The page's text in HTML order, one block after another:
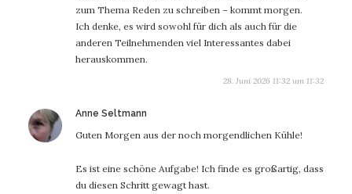
zum Thema Reden zu schreiben – kommt morgen.
Ich denke, es wird sowohl für dich als auch für die
anderen Teilnehmenden viel Interessantes dabei
herauskommen.
28. Juni 2026 11:32 um 11:32
Anne Seltmann
Guten Morgen aus der noch morgendlichen Kühle!
Es ist eine schöne Aufgabe! Ich finde es großartig, dass
du diesen Schritt gewagt hast.